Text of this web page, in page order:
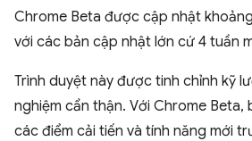
Chrome Beta được cập nhật
với các bản cập nhật lớn cứ 4 tuần
Trình duyệt này được tinh chỉnh kỹ
nghiệm cẩn thận. Với Chrome Beta,
các điểm cải tiến và tính năng mới